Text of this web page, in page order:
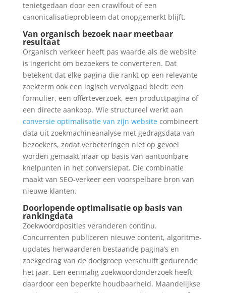
tenietgedaan door een crawlfout of een
canonicalisatieprobleem dat onopgemerkt blijft.
Van organisch bezoek naar meetbaar
resultaat
Organisch verkeer heeft pas waarde als de website
is ingericht om bezoekers te converteren. Dat
betekent dat elke pagina die rankt op een relevante
zoekterm ook een logisch vervolgpad biedt: een
formulier, een offerteverzoek, een productpagina of
een directe aankoop. Wie structureel werkt aan
conversie optimalisatie van zijn websitecombineert
data uit zoekmachineanalyse met gedragsdata van
bezoekers, zodat verbeteringen niet op gevoel
worden gemaakt maar op basis van aantoonbare
knelpunten in het conversiepat. Die combinatie
maakt van SEO-verkeer een voorspelbare bron van
nieuwe klanten.
Doorlopende optimalisatie op basis van
rankingdata
Zoekwoordposities veranderen continu.
Concurrenten publiceren nieuwe content, algoritme-
updates herwaarderen bestaande pagina’s en
zoekgedrag van de doelgroep verschuift gedurende
het jaar. Een eenmalig zoekwoordonderzoek heeft
daardoor een beperkte houdbaarheid. Maandelijkse